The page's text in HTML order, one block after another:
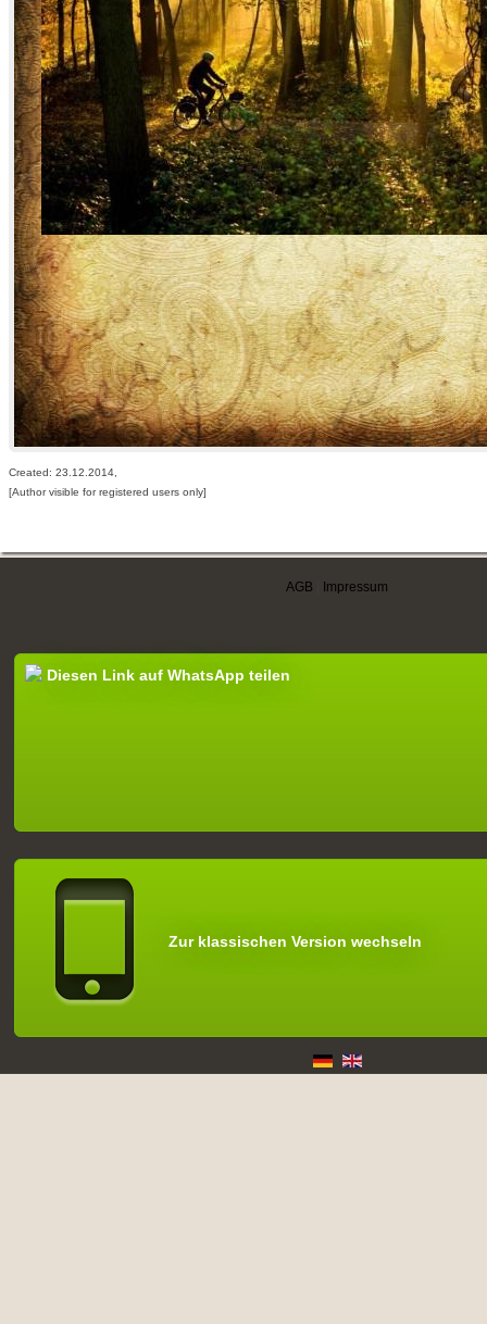
Created: 23.12.2014,
[Author visible for registered users only]
AGB Impressum
Diesen Link auf WhatsApp teilen
Zur klassischen Version wechseln